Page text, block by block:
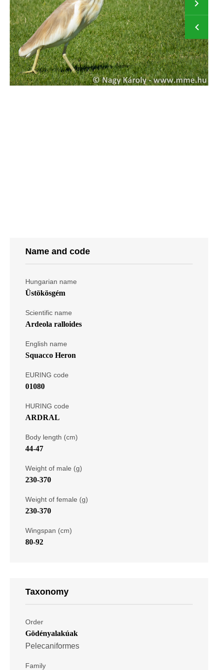
Name and code
Hungarian name
Üstökösgém
Scientific name
Ardeola ralloides
English name
Squacco Heron
EURING code
01080
HURING code
ARDRAL
Body length (cm)
44-47
Weight of male (g)
230-370
Weight of female (g)
230-370
Wingspan (cm)
80-92
Taxonomy
Order
Gödényalakúak
Pelecaniformes
Family